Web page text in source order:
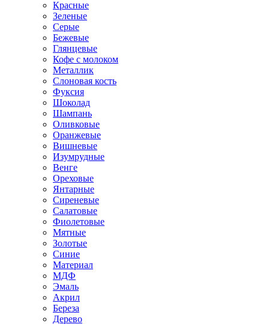
Красные
Зеленые
Серые
Бежевые
Глянцевые
Кофе с молоком
Металлик
Слоновая кость
Фуксия
Шоколад
Шампань
Оливковые
Оранжевые
Вишневые
Изумрудные
Венге
Ореховые
Янтарные
Сиреневые
Салатовые
Фиолетовые
Мятные
Золотые
Синие
Материал
МДФ
Эмаль
Акрил
Береза
Дерево